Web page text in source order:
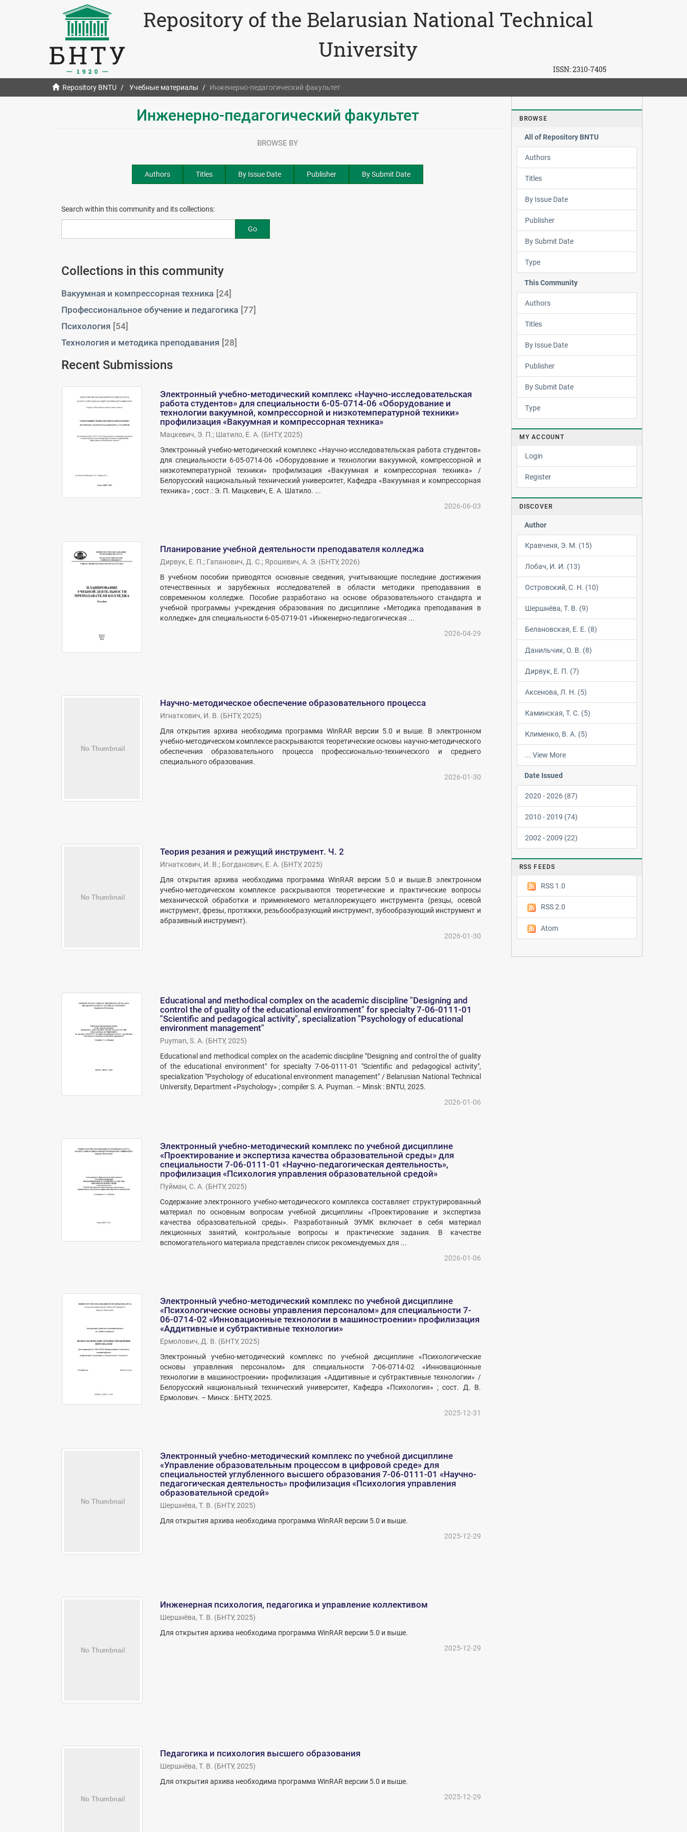
Repository of the Belarusian National Technical
University
ISSN:2310-7405
Repository BNTU Учебные материалы Инженерно-педагогический факультет
Инженерно-педагогический факультет
BROWSE BY
Authors Titles By Issue Date Publisher By Submit Date
Search within this community and its collections:
Go
Collections in this community
Вакуумная и компрессорная техника [24]
Профессиональное обучение и педагогика [77]
Психология [54]
Технология и методика преподавания [28]
Recent Submissions
Электронный учебно-методический комплекс «Научно-исследовательская
работа студентов» для специальности 6-05-0714-06 «Оборудование и
технологии вакуумной, компрессорной и низкотемпературной техники»
профилизация «Вакуумная и компрессорная техника»
Мацкевич, Э. П.; Шатило, Е. А. (БНТУ, 2025)
Электронный учебно-методический комплекс «Научно-исследовательская работа студентов»
для специальности 6-05-0714-06 «Оборудование и технологии вакуумной, компрессорной и
низкотемпературной техники» профилизация «Вакуумная и компрессорная техника» /
Белорусский национальный технический университет, Кафедра «Вакуумная и компрессорная
техника» ; сост.: Э. П. Мацкевич, Е. А. Шатило. ...
2026-06-03
Планирование учебной деятельности преподавателя колледжа
Дирвук, Е. П.; Гапанович, Д. С.; Ярошевич, А. Э. (БНТУ, 2026)
В учебном пособии приводятся основные сведения, учитывающие последние достижения
отечественных и зарубежных исследователей в области методики преподавания в
современном колледже. Пособие разработано на основе образовательного стандарта и
учебной программы учреждения образования по дисциплине «Методика преподавания в
колледже» для специальности 6-05-0719-01 «Инженерно-педагогическая ...
2026-04-29
Научно-методическое обеспечение образовательного процесса
Игнаткович, И. В. (БНТУ, 2025)
Для открытия архива необходима программа WinRAR версии 5.0 и выше. В электронном
учебно-методическом комплексе раскрываются теоретические основы научно-методического
обеспечения образовательного процесса профессионально-технического и среднего
специального образования.
2026-01-30
Теория резания и режущий инструмент. Ч. 2
Игнаткович, И. В.; Богданович, Е. А. (БНТУ, 2025)
Для открытия архива необходима программа WinRAR версии 5.0 и выше.В электронном
учебно-методическом комплексе раскрываются теоретические и практические вопросы
механической обработки и применяемого металлорежущего инструмента (резцы, осевой
инструмент, фрезы, протяжки, резьбообразующий инструмент, зубообразующий инструмент и
абразивный инструмент).
2026-01-30
Educational and methodical complex on the academic discipline "Designing and
control the of guality of the educational environment" for specialty 7-06-0111-01
"Scientific and pedagogical activity", specialization "Psychology of educational
environment management"
Puyman, S. A. (БНТУ, 2025)
Educational and methodical complex on the academic discipline "Designing and control the of guality
of the educational environment" for specialty 7-06-0111-01 "Scientific and pedagogical activity",
specialization "Psychology of educational environment management" / Belarusian National Technical
University, Department «Psychology» ; compiler S. A. Puyman. – Minsk : BNTU, 2025.
2026-01-06
Электронный учебно-методический комплекс по учебной дисциплине
«Проектирование и экспертиза качества образовательной среды» для
специальности 7-06-0111-01 «Научно-педагогическая деятельность»,
профилизация «Психология управления образовательной средой»
Пуйман, С. А. (БНТУ, 2025)
Содержание электронного учебно-методического комплекса составляет структурированный
материал по основным вопросам учебной дисциплины «Проектирование и экспертиза
качества образовательной среды». Разработанный ЭУМК включает в себя материал
лекционных занятий, контрольные вопросы и практические задания. В качестве
вспомогательного материала представлен список рекомендуемых для ...
2026-01-06
Электронный учебно-методический комплекс по учебной дисциплине
«Психологические основы управления персоналом» для специальности 7-
06-0714-02 «Инновационные технологии в машиностроении» профилизация
«Аддитивные и субтрактивные технологии»
Ермолович, Д. В. (БНТУ, 2025)
Электронный учебно-методический комплекс по учебной дисциплине «Психологические
основы управления персоналом» для специальности 7-06-0714-02 «Инновационные
технологии в машиностроении» профилизация «Аддитивные и субтрактивные технологии» /
Белорусский национальный технический университет, Кафедра «Психология» ; сост. Д. В.
Ермолович. – Минск : БНТУ, 2025.
2025-12-31
Электронный учебно-методический комплекс по учебной дисциплине
«Управление образовательным процессом в цифровой среде» для
специальностей углубленного высшего образования 7-06-0111-01 «Научно-
педагогическая деятельность» профилизация «Психология управления
образовательной средой»
Шершнёва, Т. В. (БНТУ, 2025)
Для открытия архива необходима программа WinRAR версии 5.0 и выше.
2025-12-29
Инженерная психология, педагогика и управление коллективом
Шершнёва, Т. В. (БНТУ, 2025)
Для открытия архива необходима программа WinRAR версии 5.0 и выше.
2025-12-29
Педагогика и психология высшего образования
Шершнёва, Т. В. (БНТУ, 2025)
Для открытия архива необходима программа WinRAR версии 5.0 и выше.
2025-12-29
BROWSE
All of Repository BNTU
Authors
Titles
By Issue Date
Publisher
By Submit Date
Type
This Community
Authors
Titles
By Issue Date
Publisher
By Submit Date
Type
MY ACCOUNT
Login
Register
DISCOVER
Author
Кравченя, Э. М. (15)
Лобач, И. И. (13)
Островский, С. Н. (10)
Шершнёва, Т. В. (9)
Белановская, Е. Е. (8)
Данильчик, О. В. (8)
Дирвук, Е. П. (7)
Аксенова, Л. Н. (5)
Каминская, Т. С. (5)
Клименко, В. А. (5)
... View More
Date Issued
2020 - 2026 (87)
2010 - 2019 (74)
2002 - 2009 (22)
RSS FEEDS
RSS 1.0
RSS 2.0
Atom